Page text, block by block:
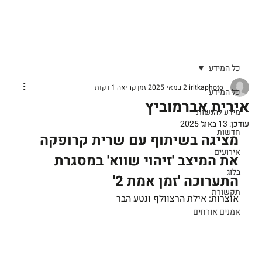
כל המידע
מידע להגשות
חדשות
אירועים
בלוג
תקשורת
אמנים אורחים
כל המידע
אירית אברמוביץ
iritkaphoto2 במאי 2025 זמן קריאה 1 דקות
עודכן: 13 באוג׳ 2025
מציגה בשיתוף עם שרית קרופקה
את המיצב 'זיהוי שווא' במסגרת
התערוכה 'זמן אמת 2'
אוצרות: אילת הרצוולף ונטע הבר